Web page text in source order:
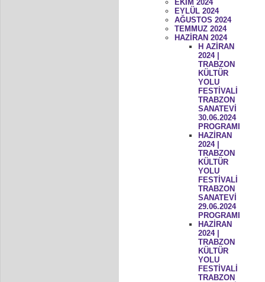
EKİM 2024
EYLÜL 2024
AĞUSTOS 2024
TEMMUZ 2024
HAZİRAN 2024
H AZİRAN
2024 |
TRABZON
KÜLTÜR
YOLU
FESTİVALİ
TRABZON
SANATEVİ
30.06.2024
PROGRAMI
HAZİRAN
2024 |
TRABZON
KÜLTÜR
YOLU
FESTİVALİ
TRABZON
SANATEVİ
29.06.2024
PROGRAMI
HAZİRAN
2024 |
TRABZON
KÜLTÜR
YOLU
FESTİVALİ
TRABZON